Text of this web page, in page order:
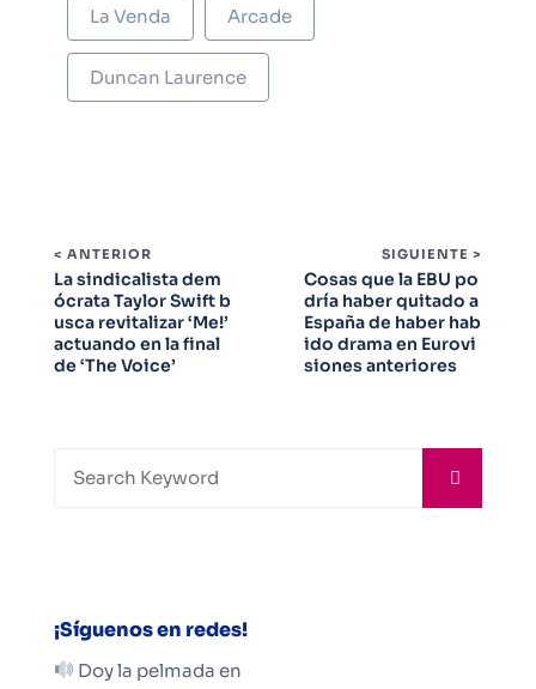
La Venda Arcade
Duncan Laurence
< ANTERIOR
La sindicalista dem
ócrata Taylor Swift b
usca revitalizar ‘Me!’
actuando en la final
de ‘The Voice’
SIGUIENTE >
Cosas que la EBU po
dría haber quitado a
España de haber hab
ido drama en Eurovi
siones anteriores
¡Síguenos en redes!
Doy la pelmada en